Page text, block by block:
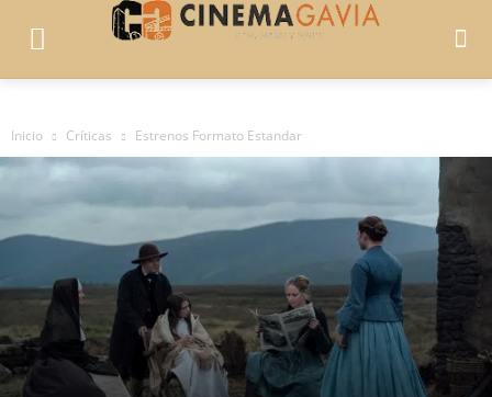
Inicio Críticas Estrenos Formato Estandar